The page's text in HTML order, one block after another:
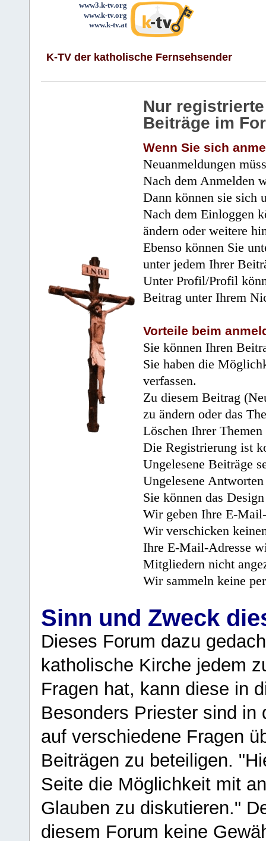
www3.k-tv.org
www.k-tv.org
www.k-tv.at
K-TV der katholische Fernsehsender
Nur
Beiträge im
Wenn Sie sich
Neuanmeldungen
Nach dem Anmelden
Dann können sie sich
Nach dem Einloggen
ändern oder weitere
Ebenso können Sie
unter jedem Ihrer
Unter Profil/Profil
Beitrag unter Ihrem
Vorteile beim
Sie können Ihren
Sie haben die
verfassen.
Zu diesem Beitrag
zu ändern oder das
Löschen Ihrer
Die Registrierung ist
Ungelesene Beiträge
Ungelesene
Sie können das
Wir geben Ihre E-
Wir verschicken
Ihre E-Mail-Adresse
Mitgliedern nicht
Wir sammeln keine
Sinn und Zweck
Dieses Forum dazu
katholische Kirche jedem
Fragen hat, kann diese in
Besonders Priester sind in
auf verschiedene Fragen
Beiträgen zu beteiligen.
Seite die Möglichkeit mit
Glauben zu diskutieren."
diesem Forum keine